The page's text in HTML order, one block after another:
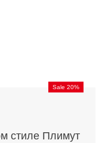
Sale 20%
стиле Плимут